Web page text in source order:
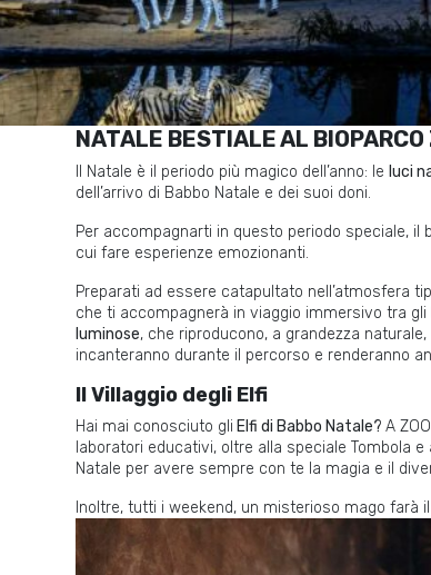
NATALE BESTIALE AL BIOPARCO
Il Natale è il periodo più magico dell’anno: le luci
dell’arrivo di Babbo Natale e dei suoi doni.
Per accompagnarti in questo periodo speciale, il
cui fare esperienze emozionanti.
Preparati ad essere catapultato nell’atmosfera
che ti accompagnerà in viaggio immersivo tra gli
luminose, che riproducono, a grandezza
incanteranno durante il percorso e renderanno
Il Villaggio degli Elfi
Hai mai conosciuto gli Elfi di Babbo Natale? A
laboratori educativi, oltre alla speciale Tombola
Natale per avere sempre con te la magia e il
Inoltre, tutti i weekend, un misterioso mago farà